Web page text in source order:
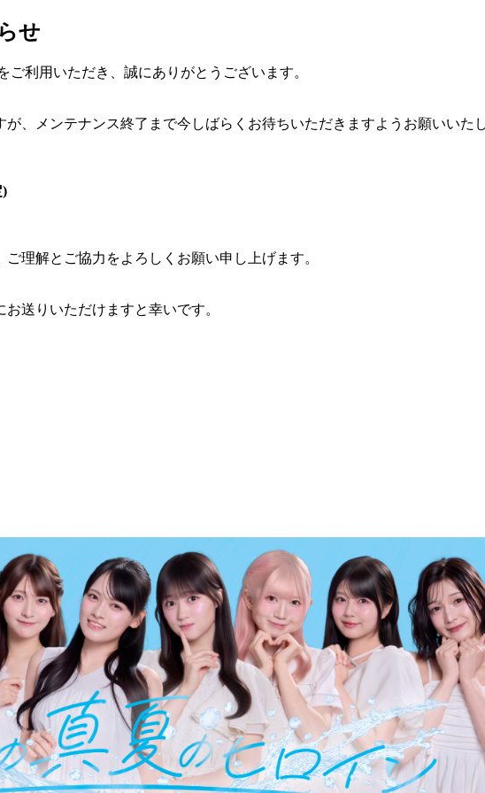
せ
利用いただき、誠にありがとうございます。
、メンテナンス終了まで今しばらくお待ちいただきますようお願いいた
)
理解とご協力をよろしくお願い申し上げます。
送りいただけますと幸いです。